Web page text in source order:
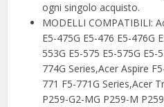
ogni singolo acquisto.
MODELLI COMPATIBILI:
E5-475G E5-476 E5-476G
553G E5-575 E5-575G E5-
774G Series,Acer Aspire
771 F5-771G Series,Acer
P259-G2-MG P259-M